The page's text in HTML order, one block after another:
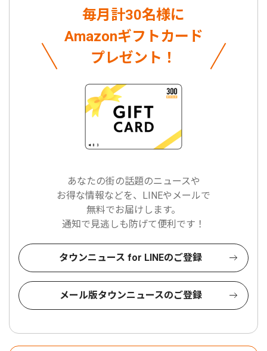
毎月計30名様に
Amazonギフトカード
プレゼント！
あなたの街の話題のニュースや
お得な情報などを、LINEやメールで
無料でお届けします。
通知で見逃しも防げて便利です！
タウンニュース for LINEのご登録
メール版タウンニュースのご登録